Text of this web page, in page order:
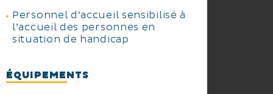
Personnel d’accueil sensibilisé à
l’accueil des personnes en
situation de handicap
ÉQUIPEMENTS